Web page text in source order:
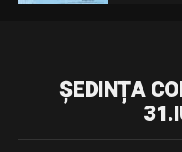
ȘEDINȚA